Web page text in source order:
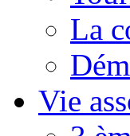
La
Vie